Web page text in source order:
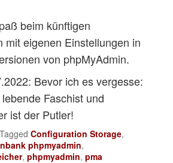
beim künftigen
mit eigenen Einstellungen in
von phpMyAdmin.
Bevor ich es vergesse:
Faschist und
ist der Putler!
Tagged Configuration Storage,
phpmyadmin,
,phpmyadmin,pma